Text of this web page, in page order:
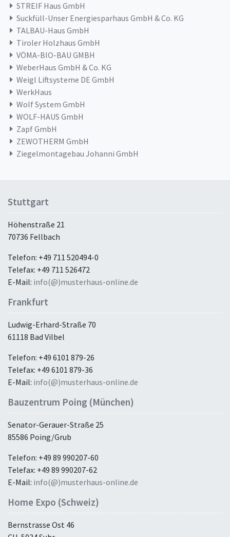
STREIF Haus GmbH
Suckfüll-Unser Energiesparhaus GmbH & Co. KG
TALBAU-Haus GmbH
Tiroler Holzhaus GmbH
VÖMA-BIO-BAU GMBH
WeberHaus GmbH & Co. KG
Weigl Liftsysteme DE GmbH
WerkHaus
Wolf System GmbH
WOLF-HAUS GmbH
Zapf GmbH
ZEWOTHERM GmbH
Ziegelmontagebau Johanni GmbH
Stuttgart
Höhenstraße 21
70736 Fellbach
Telefon: +49 711 520494-0
Telefax: +49 711 526472
E-Mail: info(@)musterhaus-online.de
Frankfurt
Ludwig-Erhard-Straße 70
61118 Bad Vilbel
Telefon: +49 6101 879-26
Telefax: +49 6101 879-36
E-Mail: info(@)musterhaus-online.de
Bauzentrum Poing (München)
Senator-Gerauer-Straße 25
85586 Poing/Grub
Telefon: +49 89 990207-60
Telefax: +49 89 990207-62
E-Mail: info(@)musterhaus-online.de
Home Expo (Schweiz)
Bernstrasse Ost 46